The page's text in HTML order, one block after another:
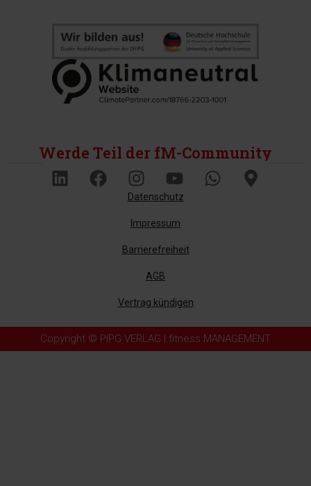
Werde Teil der fM-Community
Datenschutz
Impressum
Barrierefreiheit
AGB
Vertrag kündigen
Copyright © PIPG VERLAG | fitness MANAGEMENT